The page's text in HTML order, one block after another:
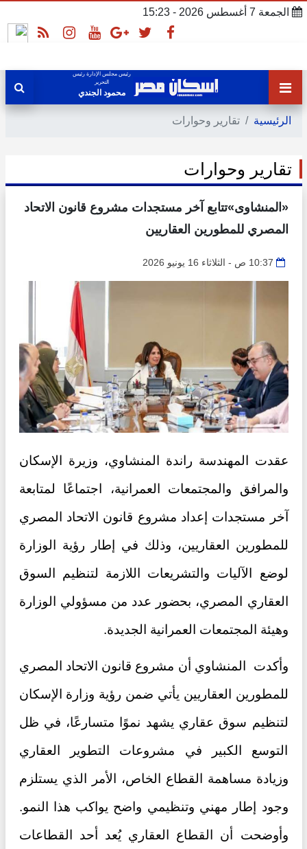
الجمعة 7 أغسطس 2026 - 15:23
رئيس مجلس الإدارة رئيس
التحرير
محمود الجندي
الرئيسية تقارير وحوارات
تقارير وحوارات
«المنشاوى»تتابع آخر مستجدات مشروع قانون الاتحاد
المصري للمطورين العقاريين
10:37 ص - الثلاثاء 16 يونيو 2026
عقدت المهندسة راندة المنشاوي، وزيرة الإسكان
والمرافق والمجتمعات العمرانية، اجتماعًا لمتابعة
آخر مستجدات إعداد مشروع قانون الاتحاد المصري
للمطورين العقاريين، وذلك في إطار رؤية الوزارة
لوضع الآليات والتشريعات اللازمة لتنظيم السوق
العقاري المصري، بحضور عدد من مسؤولي الوزارة
وهيئة المجتمعات العمرانية الجديدة.
وأكدت المنشاوي أن مشروع قانون الاتحاد المصري
للمطورين العقاريين يأتي ضمن رؤية وزارة الإسكان
لتنظيم سوق عقاري يشهد نموًا متسارعًا، في ظل
التوسع الكبير في مشروعات التطوير العقاري
وزيادة مساهمة القطاع الخاص، الأمر الذي يستلزم
وجود إطار مهني وتنظيمي واضح يواكب هذا النمو.
وأوضحت أن القطاع العقاري يُعد أحد القطاعات